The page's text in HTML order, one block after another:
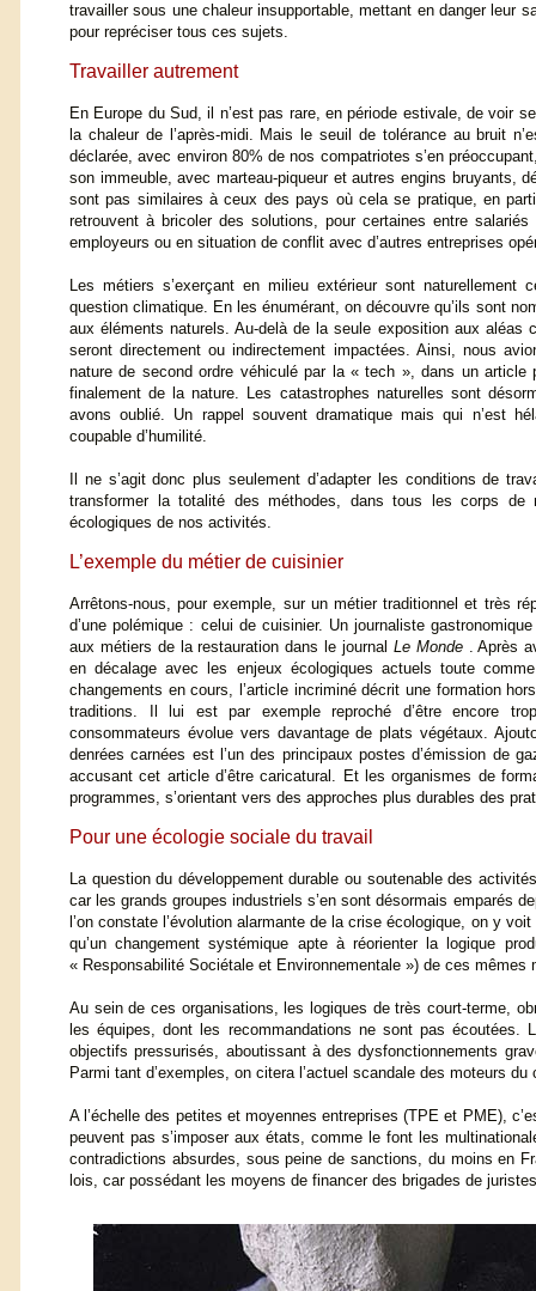
travailler sous une chaleur insupportable, mettant en danger leur
pour repréciser tous ces sujets.
Travailler autrement
En Europe du Sud, il n’est pas rare, en période estivale, de voir
la chaleur de l’après-midi. Mais le seuil de tolérance au bruit
déclarée, avec environ 80% de nos compatriotes s’en
son immeuble, avec marteau-piqueur et autres engins bruyants,
sont pas similaires à ceux des pays où cela se pratique, en
retrouvent à bricoler des solutions, pour certaines entre
employeurs ou en situation de conflit avec d’autres entreprises
Les métiers s’exerçant en milieu extérieur sont naturellement
question climatique. En les énumérant, on découvre qu’ils sont
aux éléments naturels. Au-delà de la seule exposition aux aléas
seront directement ou indirectement impactées. Ainsi, nous
nature de second ordre véhiculé par la « tech », dans un article
finalement de la nature. Les catastrophes naturelles sont
avons oublié. Un rappel souvent dramatique mais qui n’est
coupable d’humilité.
Il ne s’agit donc plus seulement d’adapter les conditions de
transformer la totalité des méthodes, dans tous les corps
écologiques de nos activités.
L’exemple du métier de cuisinier
Arrêtons-nous, pour exemple, sur un métier traditionnel et très
d’une polémique : celui de cuisinier. Un journaliste
aux métiers de la restauration dans le journal Le Monde. Après
en décalage avec les enjeux écologiques actuels toute
changements en cours, l’article incriminé décrit une formation
traditions. Il lui est par exemple reproché d’être encore
consommateurs évolue vers davantage de plats végétaux.
denrées carnées est l’un des principaux postes d’émission de
accusant cet article d’être caricatural. Et les organismes de
programmes, s’orientant vers des approches plus durables des
Pour une écologie sociale du travail
La question du développement durable ou soutenable des
car les grands groupes industriels s’en sont désormais emparés
l’on constate l’évolution alarmante de la crise écologique, on y
qu’un changement systémique apte à réorienter la logique
« Responsabilité Sociétale et Environnementale ») de ces
Au sein de ces organisations, les logiques de très court-terme,
les équipes, dont les recommandations ne sont pas
objectifs pressurisés, aboutissant à des dysfonctionnements
Parmi tant d’exemples, on citera l’actuel scandale des moteurs
A l’échelle des petites et moyennes entreprises (TPE et PME),
peuvent pas s’imposer aux états, comme le font les
contradictions absurdes, sous peine de sanctions, du moins en
lois, car possédant les moyens de financer des brigades de